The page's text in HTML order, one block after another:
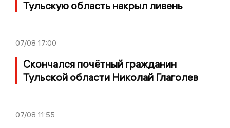
Тульскую область накрыл ливень
07/08 17:00
Скончался почётный гражданин
Тульской области Николай Глаголев
07/08 11:55